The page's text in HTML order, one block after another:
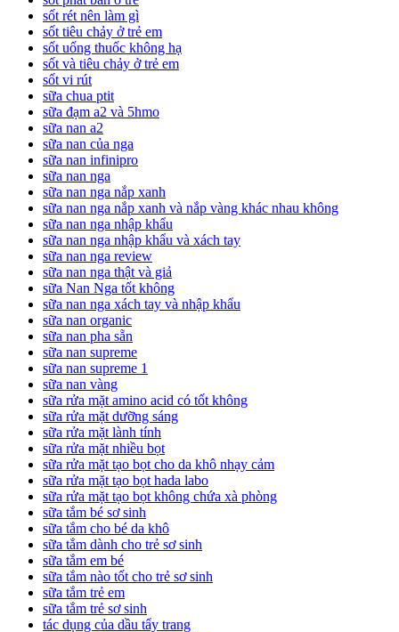
sốt rét nên làm gì
sốt tiêu chảy ở trẻ em
sốt uống thuốc không hạ
sốt và tiêu chảy ở trẻ em
sốt vi rút
sữa chua ptit
sữa đạm a2 và 5hmo
sữa nan a2
sữa nan của nga
sữa nan infinipro
sữa nan nga
sữa nan nga nắp xanh
sữa nan nga nắp xanh và nắp vàng khác nhau không
sữa nan nga nhập khẩu
sữa nan nga nhập khẩu và xách tay
sữa nan nga review
sữa nan nga thật và giả
sữa Nan Nga tốt không
sữa nan nga xách tay và nhập khẩu
sữa nan organic
sữa nan pha sẵn
sữa nan supreme
sữa nan supreme 1
sữa nan vàng
sữa rửa mặt amino acid có tốt không
sữa rửa mặt dưỡng sáng
sữa rửa mặt lành tính
sữa rửa mặt nhiều bọt
sữa rửa mặt tạo bọt cho da khô nhạy cảm
sữa rửa mặt tạo bọt hada labo
sữa rửa mặt tạo bọt không chứa xà phòng
sữa tắm bé sơ sinh
sữa tắm cho bé da khô
sữa tắm dành cho trẻ sơ sinh
sữa tắm em bé
sữa tắm nào tốt cho trẻ sơ sinh
sữa tắm trẻ em
sữa tắm trẻ sơ sinh
tác dụng của dầu tẩy trang